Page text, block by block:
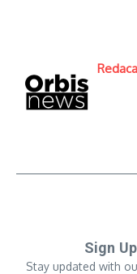
Sign
Stay updated with